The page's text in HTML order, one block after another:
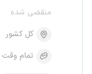
منقضی شده
کل کشور
تمام وقت